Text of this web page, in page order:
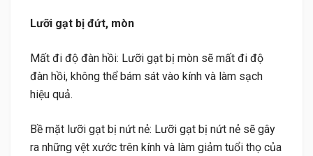
Lưỡi gạt bị đứt, mòn
Mất đi độ đàn hồi: Lưỡi gạt bị mòn sẽ mất đi độ
đàn hồi, không thể bám sát vào kính và làm sạch
hiệu quả.
Bề mặt lưỡi gạt bị nứt nẻ: Lưỡi gạt bị nứt nẻ sẽ gây
ra những vệt xước trên kính và làm giảm tuổi thọ của